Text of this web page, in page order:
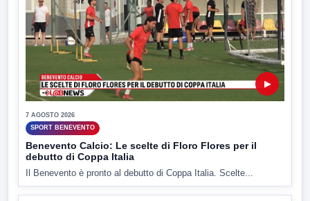
▶
7 AGOSTO 2026
SPORT BENEVENTO
Benevento Calcio: Le scelte di Floro Flores per il
debutto di Coppa Italia
Il Benevento è pronto al debutto di Coppa Italia. Scelte...